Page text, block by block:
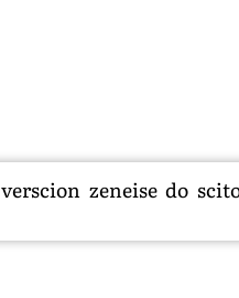
zeneise do